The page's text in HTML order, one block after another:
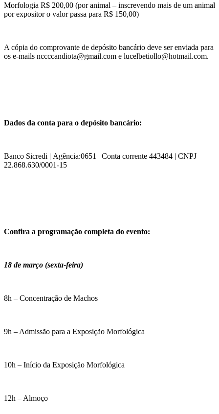
Morfologia R$ 200,00 (por animal – inscrevendo mais de um animal
por expositor o valor passa para R$ 150,00)
A cópia do comprovante de depósito bancário deve ser enviada para
os e-mails nccccandiota@gmail.com e lucelbetiollo@hotmail.com.
Dados da conta para o depósito bancário:
Banco Sicredi | Agência:0651 | Conta corrente 443484 | CNPJ
22.868.630/0001-15
Confira a programação completa do evento:
18 de março (sexta-feira)
8h – Concentração de Machos
9h – Admissão para a Exposição Morfológica
10h – Início da Exposição Morfológica
12h – Almoço